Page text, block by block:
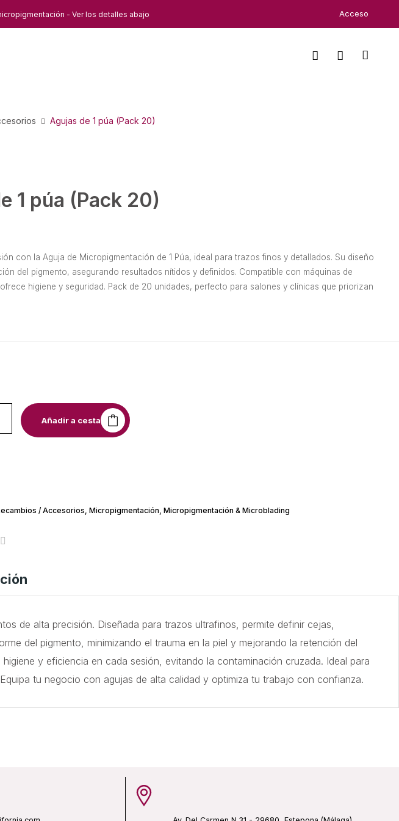
- Ver los detalles abajo Acceso
Agujas de 1 púa (Pack 20)
1 púa (Pack 20)
con la Aguja de Micropigmentación de 1 Púa, ideal para trazos finos y detallados. Su diseño
del pigmento, asegurando resultados nítidos y definidos. Compatible con máquinas de
higiene y seguridad. Pack de 20 unidades, perfecto para salones y clínicas que priorizan
Añadir a cesta
/ Accesorios, Micropigmentación, Micropigmentación & Microblading
de alta precisión. Diseñada para trazos ultrafinos, permite definir cejas,
del pigmento, minimizando el trauma en la piel y mejorando la retención del
y eficiencia en cada sesión, evitando la contaminación cruzada. Ideal para
tu negocio con agujas de alta calidad y optimiza tu trabajo con confianza.